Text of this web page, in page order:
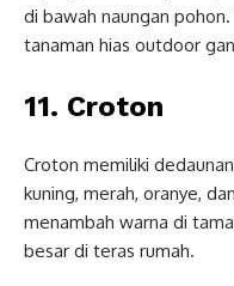
di bawah naungan
tanaman hias outdoor
11. Croton
Croton memiliki
kuning, merah, oranye,
menambah warna di
besar di teras rumah.